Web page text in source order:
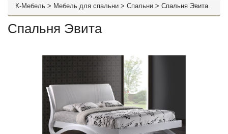
К-Мебель > Мебель для спальни > Спальни > Спальня Эвита
Спальня Эвита